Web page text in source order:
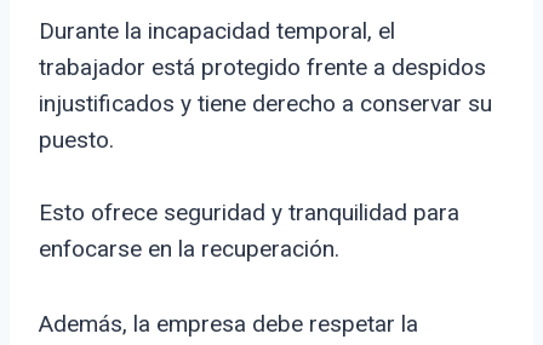
Durante la incapacidad temporal, el
trabajador está protegido frente a despidos
injustificados y tiene derecho a conservar su
puesto.
Esto ofrece seguridad y tranquilidad para
enfocarse en la recuperación.
Además, la empresa debe respetar la